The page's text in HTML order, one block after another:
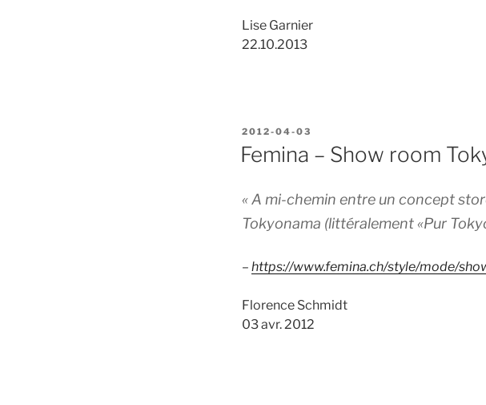
Lise Garnier
22.10.2013
POSTED
ON
2012-04-03
Femina – Show room
« A mi-chemin entre un concept
Tokyonama (littéralement «Pur
– https://www.femina.ch/style/mode/
Florence Schmidt
03 avr. 2012